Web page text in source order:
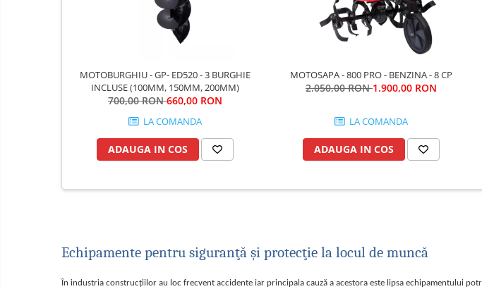
îmbrăcăminte unică folosinţă
MOTOBURGHIU - GP- ED520 - 3 BURGHIE
INCLUSE (100MM, 150MM, 200MM)
700,00 RON660,00 RON
LA COMANDA
ADAUGA IN COS
MOTOSAPA - 800 PRO - BENZINA - 8 CP
2.050,00 RON1.900,00 RON
LA COMANDA
ADAUGA IN COS
Echipamente pentru siguranţă şi protecţie la locul de muncă
În industria construcţiilor au loc frecvent accidente iar principala cauză a acestora este lipsa echipamentului